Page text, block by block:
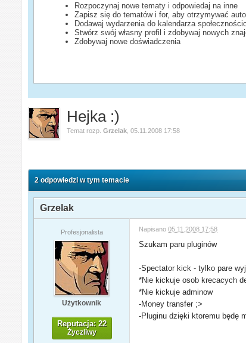
Rozpoczynaj nowe tematy i odpowiedaj na inne
Zapisz się do tematów i for, aby otrzymywać
Dodawaj wydarzenia do kalendarza
Stwórz swój własny profil i zdobywaj nowych
Zdobywaj nowe doświadczenia
Hejka :)
Temat rozp.Grzelak ,05.11.2008 17:58
2 odpowiedzi w tym temacie
Grzelak
Profesjonalista
Użytkownik
Reputacja: 22
Życzliwy
Napisano05.11.2008 17:58
Szukam paru pluginów
-Spectator kick - tylko pare
*Nie kickuje osob krecacych
*Nie kickuje adminow
-Money transfer ;>
-Pluginu dzięki ktoremu będę